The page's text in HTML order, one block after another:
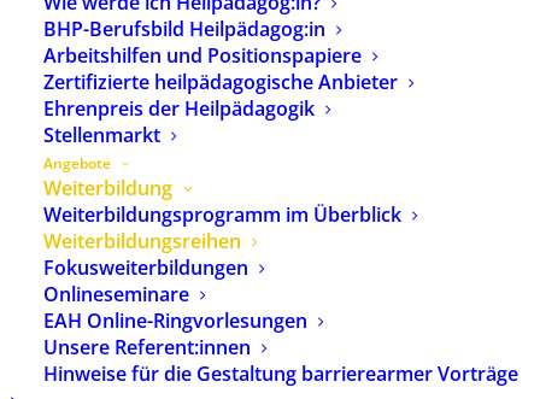
BHP-Berufsbild Heilpädagog:in
Arbeitshilfen und Positionspapiere
Zertifizierte heilpädagogische Anbieter
Ehrenpreis der Heilpädagogik
Stellenmarkt
Angebote
Weiterbildung
Weiterbildungsprogramm im Überblick
Weiterbildungsreihen
Fokusweiterbildungen
Onlineseminare
EAH Online-Ringvorlesungen
Unsere Referent:innen
Hinweise für die Gestaltung barrierearmer Vorträge
Überblick
Weiterbildungsreihen
Heilpädagogische Diagnostik
Psychomotorik in der Heilpädagogik
Tiergestützte Heilpädagogik
Personenzentrierte Teilhabeplanung
Heilpädagogik wirkt in
Leitungsfunktionen
Heilpädagogische Autismus-
Beratung für Entwicklung und